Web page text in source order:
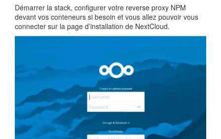
Démarrer la stack, configurer votre reverse proxy NPM
devant vos conteneurs si besoin et vous allez pouvoir vous
connecter sur la page d’installation de NextCloud.